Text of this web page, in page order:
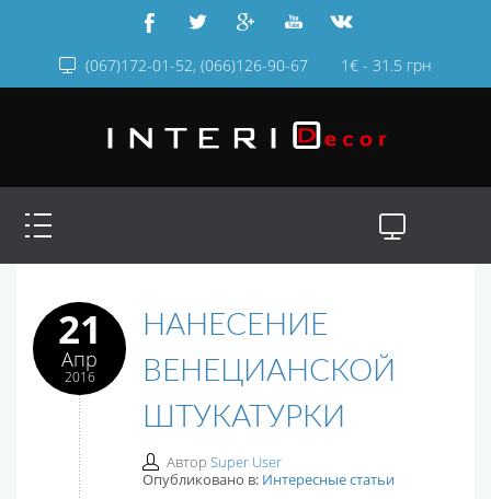
(067)172-01-52, (066)126-90-67 1€ - 31.5 грн
21
Апр
2016
НАНЕСЕНИЕ
ВЕНЕЦИАНСКОЙ
ШТУКАТУРКИ
Автор Super User
Опубликовано в: Интересные статьи